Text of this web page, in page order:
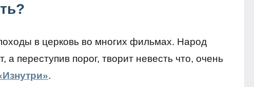
в церковь во многих фильмах. Народ
переступив порог, творит невесть что, очень
.